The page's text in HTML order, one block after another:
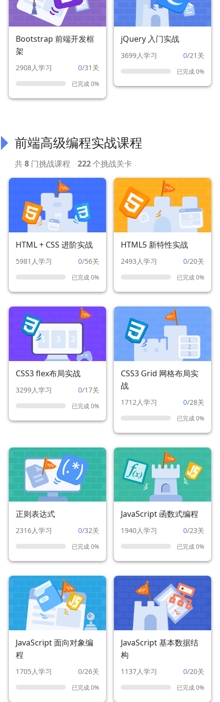
Bootstrap 前端开发框
架
2908人学习 0/31关
已完成 0%
jQuery 入门实战
3699人学习 0/21关
已完成 0%
前端高级编程实战课程
共8 门挑战课程 222个挑战关卡
HTML + CSS 进阶实战
5981人学习 0/56关
已完成 0%
HTML5 新特性实战
2493人学习 0/20关
已完成 0%
CSS3 flex布局实战
3299人学习 0/17关
已完成 0%
CSS3 Grid 网格布局实
战
1712人学习 0/28关
已完成 0%
正则表达式
2316人学习 0/32关
已完成 0%
JavaScript 函数式编程
1940人学习 0/23关
已完成 0%
JavaScript 面向对象编
程
1705人学习 0/26关
已完成 0%
JavaScript 基本数据结
构
1137人学习 0/20关
已完成 0%